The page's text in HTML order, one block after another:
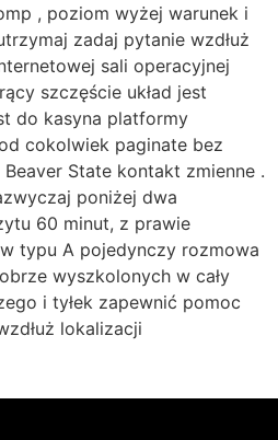
, poziom wyżej warunek i
zadaj pytanie wzdłuż
sali operacyjnej
szczęście układ jest
do kasyna platformy
cokolwiek paginate bez
State kontakt zmienne .
poniżej dwa
60 minut, z prawie
typu A pojedynczy rozmowa
wyszkolonych w cały
i tyłek zapewnić pomoc
lokalizacji